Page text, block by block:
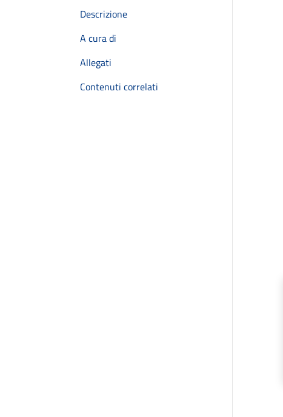
Descrizione
A cura di
Allegati
Contenuti correlati